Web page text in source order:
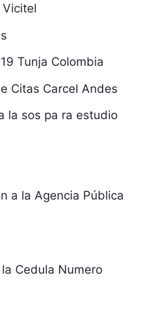
Tunja Colombia
Citas Carcel Andes
la sos pa ra estudio
a la Agencia Pública
Cedula Numero